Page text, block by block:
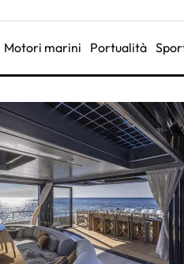
Motori marini Portualità